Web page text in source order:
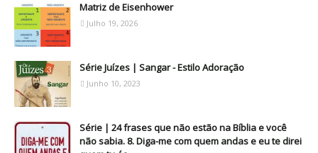
Matriz de Eisenhower
Julho 19, 2026
Série Juízes | Sangar - Estilo Adoração
Junho 10, 2023
Série | 24 frases que não estão na Bíblia e você
não sabia. 8. Diga-me com quem andas e eu te direi